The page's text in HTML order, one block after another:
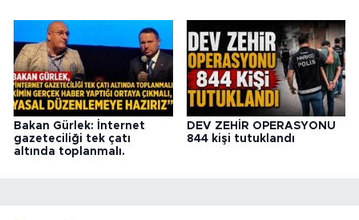
Bakan Gürlek: İnternet
gazeteciliği tek çatı
altında toplanmalı.
DEV ZEHİR OPERASYONU
844 kişi tutuklandı